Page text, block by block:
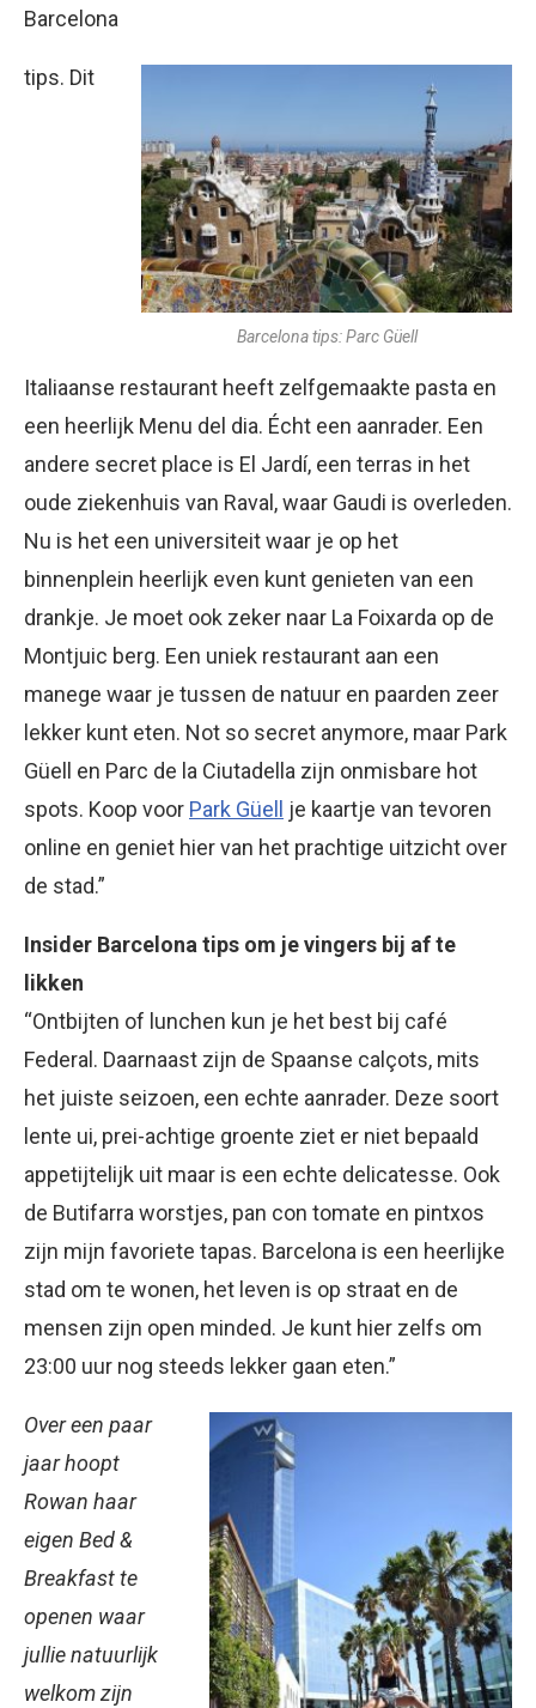
Barcelona
Barcelona tips: Parc Güell
tips. Dit
Italiaanse restaurant heeft zelfgemaakte pasta en
een heerlijk Menu del dia. Écht een aanrader. Een
andere secret place is El Jardí, een terras in het
oude ziekenhuis van Raval, waar Gaudi is overleden.
Nu is het een universiteit waar je op het
binnenplein heerlijk even kunt genieten van een
drankje. Je moet ook zeker naar La Foixarda op de
Montjuic berg. Een uniek restaurant aan een
manege waar je tussen de natuur en paarden zeer
lekker kunt eten. Not so secret anymore, maar Park
Güell en Parc de la Ciutadella zijn onmisbare hot
spots. Koop voor Park Güell
je kaartje van tevoren
online en geniet hier van het prachtige uitzicht over
de stad.”
Insider Barcelona tips om je vingers bij af te
likken
“Ontbijten of lunchen kun je het best bij café
Federal. Daarnaast zijn de Spaanse calçots, mits
het juiste seizoen, een echte aanrader. Deze soort
lente ui, prei-achtige groente ziet er niet bepaald
appetijtelijk uit maar is een echte delicatesse. Ook
de Butifarra worstjes, pan con tomate en pintxos
zijn mijn favoriete tapas. Barcelona is een heerlijke
stad om te wonen, het leven is op straat en de
mensen zijn open minded. Je kunt hier zelfs om
23:00 uur nog steeds lekker gaan eten.”
Over een paar
jaar hoopt
Rowan haar
eigen Bed &
Breakfast te
openen waar
jullie natuurlijk
welkom zijn